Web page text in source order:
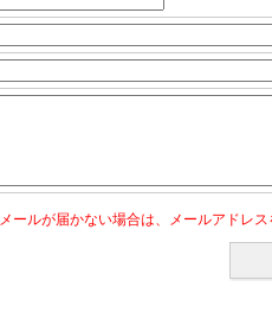
ールが届かない場合は、メールアドレ